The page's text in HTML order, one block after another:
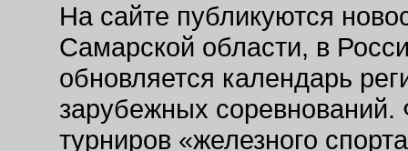
На сайте публикуются
Самарской области, в
обновляется календарь
зарубежных соревнований.
турниров «железного